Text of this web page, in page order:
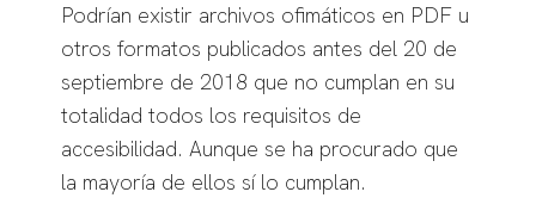
Podrían existir archivos ofimáticos en PDF u
otros formatos publicados antes del 20 de
septiembre de 2018 que no cumplan en su
totalidad todos los requisitos de
accesibilidad. Aunque se ha procurado que
la mayoría de ellos sí lo cumplan.